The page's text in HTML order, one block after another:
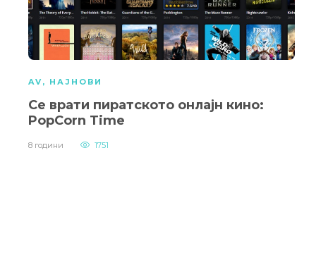
AV , НАЈНОВИ
Се врати пиратското онлајн кино:
PopCorn Time
8 години 1751